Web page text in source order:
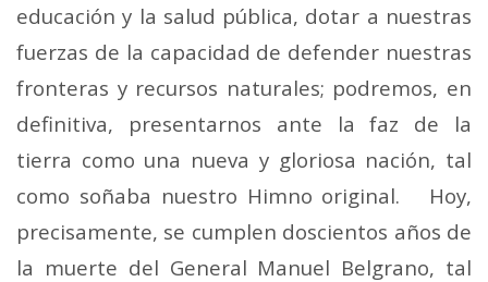
educación y la salud pública, dotar a nuestras
fuerzas de la capacidad de defender nuestras
fronteras y recursos naturales; podremos, en
definitiva, presentarnos ante la faz de la
tierra como una nueva y gloriosa nación, tal
como soñaba nuestro Himno original. Hoy,
precisamente, se cumplen doscientos años de
la muerte del General Manuel Belgrano, tal